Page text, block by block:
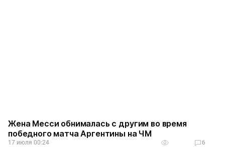
Жена Месси обнималась с другим во время
победного матча Аргентины на ЧМ
17 июля 00:24 6